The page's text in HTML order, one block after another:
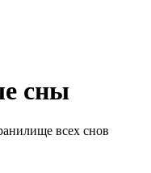
сны
всех снов